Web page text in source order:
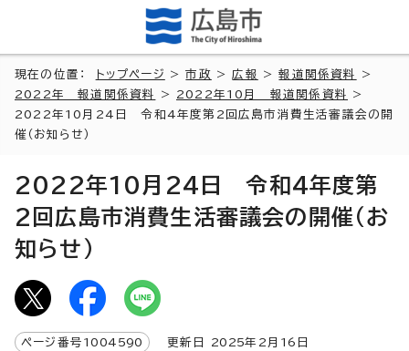
現在の位置： トップページ >市政 >広報 >報道関係資料
>
2022年 報道関係資料
> 2022年10月 報道関係資料
>
2022年10月24日 令和4年度第2回広島市消費生活審議会の開
催（お知らせ）
2022年10月24日 令和4年度第
2回広島市消費生活審議会の開催（お
知らせ）
ページ番号 1004590 更新日 2025年2月 16 日